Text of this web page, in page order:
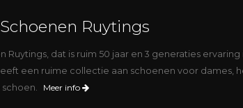
Ruytings
Ruytings, dat is ruim 50 jaar en 3 generaties
een ruime collectie aan schoenen voor dames,
Meer info